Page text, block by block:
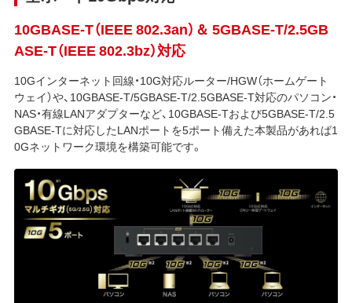
10GBASE-T（IEEE 802.3an）＆ 5GBASE-T/2.5GB
ASE-T（IEEE 802.3bz）対応
10Gインターネット回線・10G対応ルーター/HGW（ホームゲート
ウェイ）や、10GBASE-T/5GBASE-T/2.5GBASE-T対応のパソコン・
NAS・有線LANアダプターなど、10GBASE-Tおよび5GBASE-T/2.5
GBASE-Tに対応したLANポートを5ポート備えた本製品があれば1
0Gネットワーク環境を構築可能です。